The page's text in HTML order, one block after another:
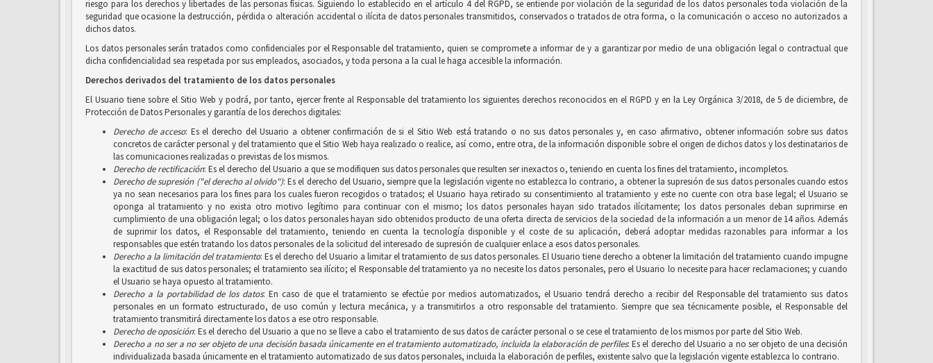
riesgo para los derechos y libertades de las personas físicas. Siguiendo lo establecido en el artículo 4 del RGPD, se entiende por violación de la seguridad de los datos personales toda violación de la
seguridad que ocasione la destrucción, pérdida o alteración accidental o ilícita de datos personales transmitidos, conservados o tratados de otra forma, o la comunicación o acceso no autorizados a
dichos datos.
Los datos personales serán tratados como confidenciales por el Responsable del tratamiento, quien se compromete a informar de y a garantizar por medio de una obligación legal o contractual que
dicha confidencialidad sea respetada por sus empleados, asociados, y toda persona a la cual le haga accesible la información.
Derechos derivados del tratamiento de los datos personales
El Usuario tiene sobre el Sitio Web y podrá, por tanto, ejercer frente al Responsable del tratamiento los siguientes derechos reconocidos en el RGPD y en la Ley Orgánica 3/2018, de 5 de diciembre, de
Protección de Datos Personales y garantía de los derechos digitales:
Derecho de acceso: Es el derecho del Usuario a obtener confirmación de si el Sitio Web está tratando o no sus datos personales y, en caso afirmativo, obtener información sobre sus datos
concretos de carácter personal y del tratamiento que el Sitio Web haya realizado o realice, así como, entre otra, de la información disponible sobre el origen de dichos datos y los destinatarios de
las comunicaciones realizadas o previstas de los mismos.
Derecho de rectificación: Es el derecho del Usuario a que se modifiquen sus datos personales que resulten ser inexactos o, teniendo en cuenta los fines del tratamiento, incompletos.
Derecho de supresión ("el derecho al olvido"): Es el derecho del Usuario, siempre que la legislación vigente no establezca lo contrario, a obtener la supresión de sus datos personales cuando estos
ya no sean necesarios para los fines para los cuales fueron recogidos o tratados; el Usuario haya retirado su consentimiento al tratamiento y este no cuente con otra base legal; el Usuario se
oponga al tratamiento y no exista otro motivo legítimo para continuar con el mismo; los datos personales hayan sido tratados ilícitamente; los datos personales deban suprimirse en
cumplimiento de una obligación legal; o los datos personales hayan sido obtenidos producto de una oferta directa de servicios de la sociedad de la información a un menor de 14 años. Además
de suprimir los datos, el Responsable del tratamiento, teniendo en cuenta la tecnología disponible y el coste de su aplicación, deberá adoptar medidas razonables para informar a los
responsables que estén tratando los datos personales de la solicitud del interesado de supresión de cualquier enlace a esos datos personales.
Derecho a la limitación del tratamiento: Es el derecho del Usuario a limitar el tratamiento de sus datos personales. El Usuario tiene derecho a obtener la limitación del tratamiento cuando impugne
la exactitud de sus datos personales; el tratamiento sea ilícito; el Responsable del tratamiento ya no necesite los datos personales, pero el Usuario lo necesite para hacer reclamaciones; y cuando
el Usuario se haya opuesto al tratamiento.
Derecho a la portabilidad de los datos: En caso de que el tratamiento se efectúe por medios automatizados, el Usuario tendrá derecho a recibir del Responsable del tratamiento sus datos
personales en un formato estructurado, de uso común y lectura mecánica, y a transmitirlos a otro responsable del tratamiento. Siempre que sea técnicamente posible, el Responsable del
tratamiento transmitirá directamente los datos a ese otro responsable.
Derecho de oposición: Es el derecho del Usuario a que no se lleve a cabo el tratamiento de sus datos de carácter personal o se cese el tratamiento de los mismos por parte del Sitio Web.
Derecho a no ser a no ser objeto de una decisión basada únicamente en el tratamiento automatizado, incluida la elaboración de perfiles: Es el derecho del Usuario a no ser objeto de una decisión
individualizada basada únicamente en el tratamiento automatizado de sus datos personales, incluida la elaboración de perfiles, existente salvo que la legislación vigente establezca lo contrario.